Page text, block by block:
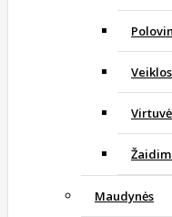
Maudynės